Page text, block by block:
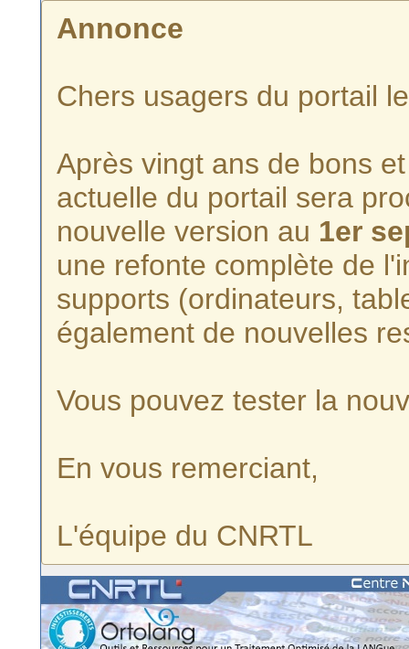
Annonce
Chers usagers du portail
Après vingt ans de bons
actuelle du portail sera
nouvelle version au 1er
une refonte complète de
supports (ordinateurs,
également de nouvelles
Vous pouvez tester la
En vous remerciant,
L'équipe du CNRTL